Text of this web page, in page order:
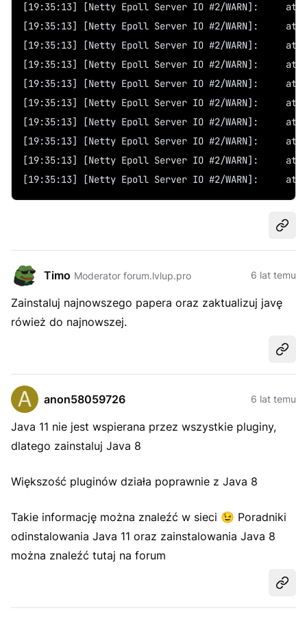
Timo Moderator forum.lvlup.pro 6 lat temu
Zainstaluj najnowszego papera oraz zaktualizuj javę
rówież do najnowszej.
anon58059726 6 lat temu
Java 11 nie jest wspierana przez wszystkie pluginy,
dlatego zainstaluj Java 8
Większość pluginów działa poprawnie z Java 8
Takie informację można znaleźć w sieci 😉 Poradniki
odinstalowania Java 11 oraz zainstalowania Java 8
można znaleźć tutaj na forum